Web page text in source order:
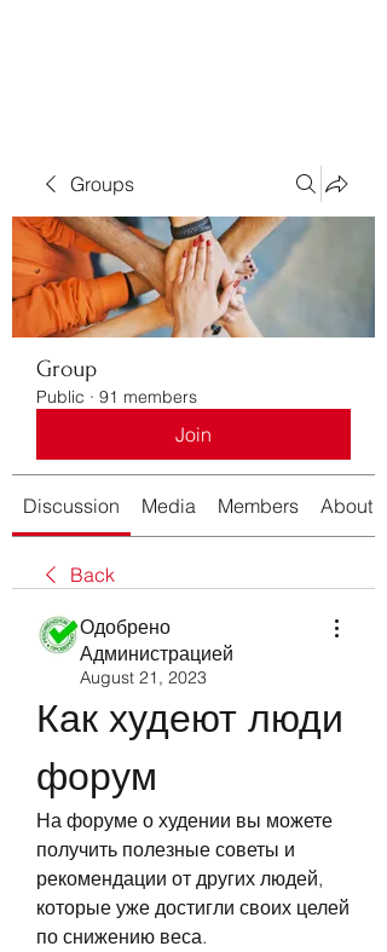
Groups
Group
Public · 91 members
Join
Discussion Media Members About
Back
Одобрено
Администрацией
August 21, 2023
Как худеют люди
форум
На форуме о худении вы можете
получить полезные советы и
рекомендации от других людей,
которые уже достигли своих целей
по снижению веса.